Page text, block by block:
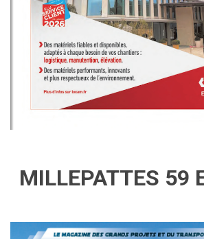
MILLEPATTES 59